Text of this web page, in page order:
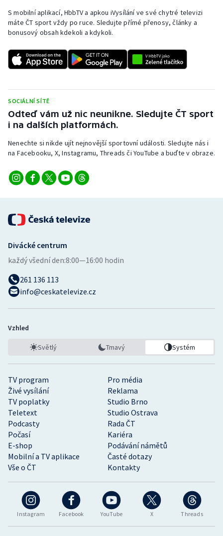
Rychlostní kanoistika
Short track
Stolní tenis
Triatlon
Veslování
Vodní slalom
Ostatní
S mobilní aplikací, HbbTV a apkou iVysílání ve své chytré televizi
máte ČT sport vždy po ruce. Sledujte přímé přenosy, články a
bonusový obsah kdekoli a kdykoli.
SOCIÁLNÍ SÍTĚ
Odteď vám už nic neunikne. Sledujte ČT sport
i na dalších platformách.
Nenechte si nikde ujít nejnovější sportovní události. Sledujte nás i
na Facebooku, X, Instagramu, Threads či YouTube a buďte v obraze.
Instagram Facebook YouTube X Threads
TV program
Pro média
Živé vysílání
Reklama
TV poplatky
Studio Brno
Teletext
Studio Ostrava
Podcasty
Rada ČT
Počasí
Kariéra
E-shop
Podávání námětů
Mobilní a TV aplikace
Časté dotazy
Vše o ČT
Kontakty
Divácké centrum
každý všední den:8:00—16:00 hodin
261 136 113
info@ceskatelevize.cz
Vzhled
Světlý Tmavý Systém